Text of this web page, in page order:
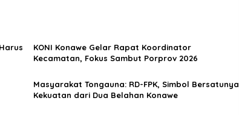
KONI Konawe Gelar Rapat Koordinator
Kecamatan, Fokus Sambut Porprov 2026
Masyarakat Tongauna: RD-FPK, Simbol Bersatunya
Kekuatan dari Dua Belahan Konawe